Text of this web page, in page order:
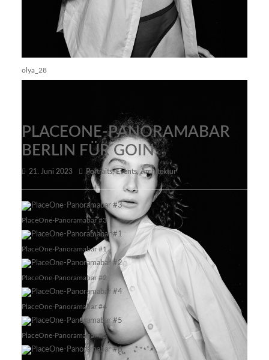
olya_28
PLACEONE-PANORAMABAR
BERLIN FÜR GOIN
21. Juni 2023 Portraits, Events, Architektur
PlaceOne-Panoramabar #3
PlaceOne-Panoramabar #1
PlaceOne-Panoramabar #2
PlaceOne-Panoramabar #4
PlaceOne-Panoramabar #5